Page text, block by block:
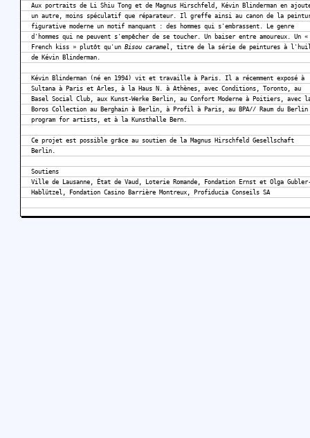
Aux portraits de Li Shiu Tong et de Magnus Hirschfeld, Kévin Blinderman en
un autre, moins spéculatif que réparateur. Il greffe ainsi au canon de la
figurative moderne un motif manquant : des hommes qui s'embrassent. Le genre
d'hommes qui ne peuvent s'empêcher de se toucher. Un baiser entre amoureux. Un «
French kiss » plutôt qu'un Bisou caramel , titre de la série de peintures à
de Kévin Blinderman.
Kévin Blinderman (né en 1994) vit et travaille à Paris. Il a récemment exposé à
Sultana à Paris et Arles, à la Haus N. à Athènes, avec Conditions, Toronto, au
Basel Social Club, aux Kunst-Werke Berlin, au Confort Moderne à Poitiers, avec
Boros Collection au Berghain à Berlin, à Profil à Paris, au BPA// Raum du Berlin
program for artists, et à la Kunsthalle Bern.
Ce projet est possible grâce au soutien de la Magnus Hirschfeld Gesellschaft
Berlin.
Soutiens
Ville de Lausanne, État de Vaud, Loterie Romande, Fondation Ernst et Olga
Hablützel, Fondation Casino Barrière Montreux, Profiducia Conseils SA